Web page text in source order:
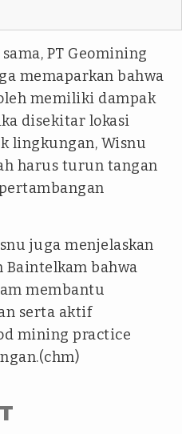
PT Geomining
memaparkan bahwa
memiliki dampak
disekitar lokasi
lingkungan, Wisnu
harus turun tangan
juga menjelaskan
Baintelkam bahwa
membantu
serta aktif
mining practice